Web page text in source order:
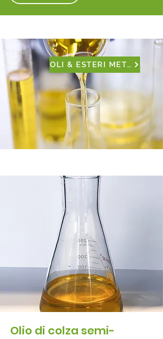
OLI & ESTERI METILICI
Olio di colza semi-